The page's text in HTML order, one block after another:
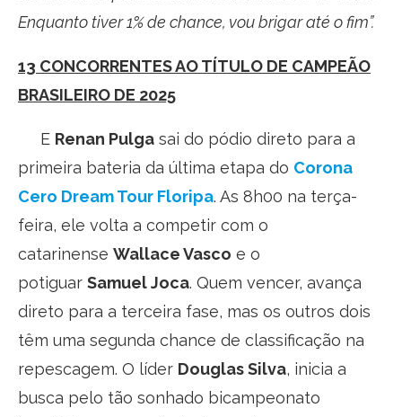
Enquanto tiver 1% de chance, vou brigar até o fim”.
13 CONCORRENTES AO TÍTULO DE CAMPEÃO
BRASILEIRO DE 2025
E Renan Pulga sai do pódio direto para a
primeira bateria da última etapa do Corona
Cero Dream Tour Floripa. As 8h00 na terça-
feira, ele volta a competir com o
catarinense Wallace Vasco e o
potiguar Samuel Joca. Quem vencer, avança
direto para a terceira fase, mas os outros dois
têm uma segunda chance de classificação na
repescagem. O líder Douglas Silva, inicia a
busca pelo tão sonhado bicampeonato